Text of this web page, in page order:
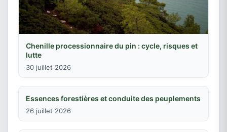
Chenille processionnaire du pin : cycle, risques et
lutte
30 juillet 2026
Essences forestières et conduite des peuplements
26 juillet 2026